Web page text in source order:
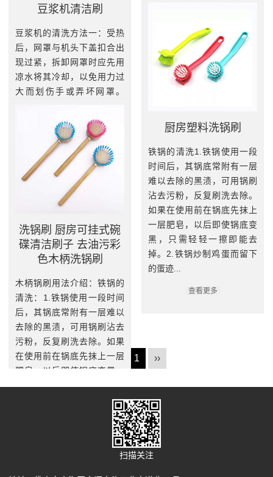
豆浆机清洁刷
豆浆机的清洗方法一：受热
后，网罩与机头下盖扣合出
现过紧，拆卸网罩时应先用
凉水将其冷却，以免用力过
大而划伤手或弄坏网罩。
清洁，放于通风干燥处，进
水、受潮、发霉等因素容易
导致电机烧...
查看更多
清洗水果表面残留农药，放
心省力...
查看更多
厨房塑料洗锅刷
铁锅的清洗1.铁锅使用一段
时间后，其锅底常附有一层
难以去除的黑渍，可用锅刷
沾去污粉，反复刷洗去除。
如果在使用前在锅底先抹上
一层肥皂，以后即使锅底变
黑，只需轻轻一擦即能去
掉。2.铁锅炒制鸡蛋而留下
的蛋迹...
查看更多
洗锅刷 厨房可挂式碗
碟清洁刷子 去油污彩
色木柄洗锅刷
木柄锅刷用法介绍：铁锅的
清洗：1.铁锅使用一段时间
后，其锅底常附有一层难以
去除的黑渍，可用锅刷沾去
污粉，反复刷洗去除。如果
在使用前在锅底先抹上一层
肥皂，以后即使锅底变黑，
只需轻轻一擦即能去掉。2.
‹‹ 1 ››
扫描关注